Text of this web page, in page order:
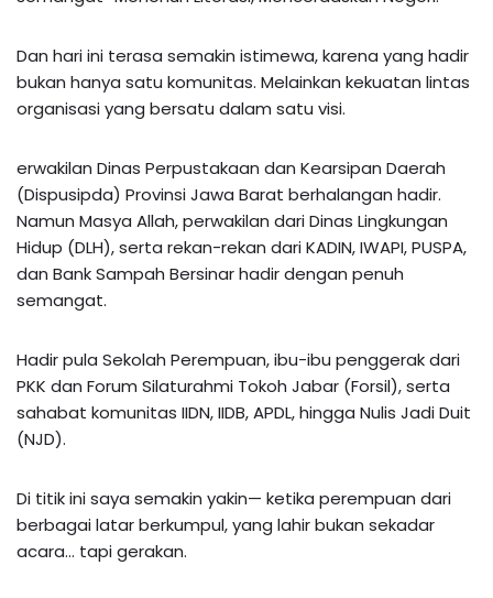
Dan hari ini terasa semakin istimewa, karena yang hadir
bukan hanya satu komunitas. Melainkan kekuatan lintas
organisasi yang bersatu dalam satu visi.
erwakilan Dinas Perpustakaan dan Kearsipan Daerah
(Dispusipda) Provinsi Jawa Barat berhalangan hadir.
Namun Masya Allah, perwakilan dari Dinas Lingkungan
Hidup (DLH), serta rekan-rekan dari KADIN, IWAPI, PUSPA,
dan Bank Sampah Bersinar hadir dengan penuh
semangat.
Hadir pula Sekolah Perempuan, ibu-ibu penggerak dari
PKK dan Forum Silaturahmi Tokoh Jabar (Forsil), serta
sahabat komunitas IIDN, IIDB, APDL, hingga Nulis Jadi Duit
(NJD).
Di titik ini saya semakin yakin— ketika perempuan dari
berbagai latar berkumpul, yang lahir bukan sekadar
acara… tapi gerakan.